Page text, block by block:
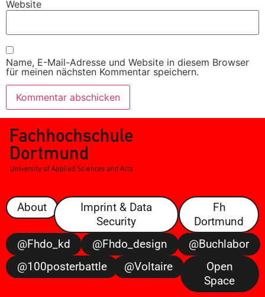
Website
Name, E-Mail-Adresse und Website in diesem Browser
für meinen nächsten Kommentar speichern.
About
Imprint & Data
Security
Fh
Dortmund
@fhdo_kd
@fhdo_design
@buchlabor
@100posterbattle
@voltaire
Open
Space